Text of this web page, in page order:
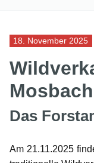
18. November 2025
Mosbach
Das
Am 21.11.2025